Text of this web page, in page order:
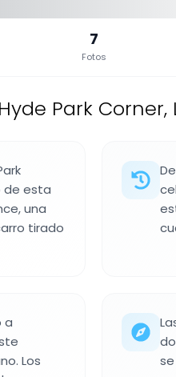
7
Fotos
Park Corner,
de esta
una
tirado
a
Los